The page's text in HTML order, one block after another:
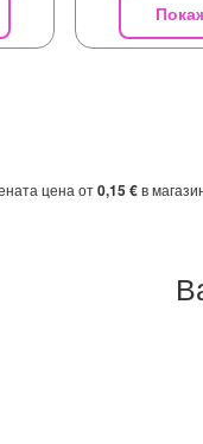
цена от0,15 €в